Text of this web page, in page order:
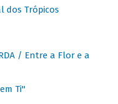
dos Trópicos
/ Entre a Flor e a
Ti"